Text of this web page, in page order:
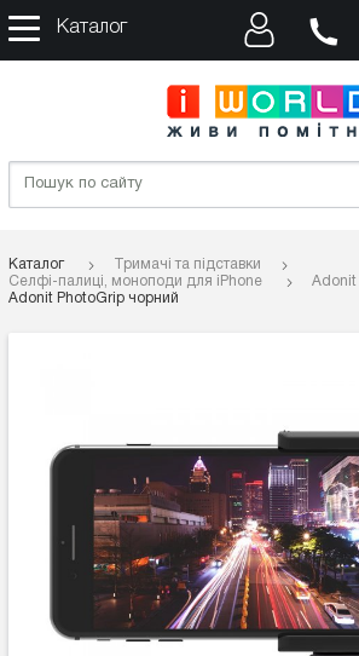
Каталог
Каталог
Тримачі та підставки
Селфі-палиці, моноподи для iPhone
Adonit
Adonit PhotoGrip чорний